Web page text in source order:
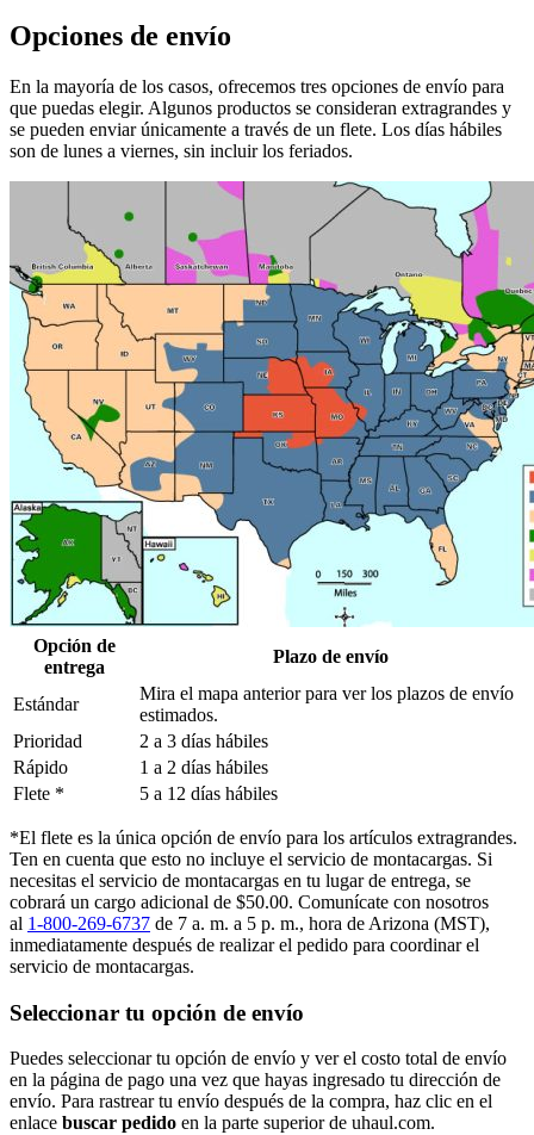
Opciones de envío
En la mayoría de los casos, ofrecemos tres opciones de envío para
que puedas elegir. Algunos productos se consideran extragrandes y
se pueden enviar únicamente a través de un flete. Los días hábiles
son de lunes a viernes, sin incluir los feriados.
Opción de
entrega
Plazo de envío
Estándar
Mira el mapa anterior para ver los plazos de envío
estimados.
Prioridad
2 a 3 días hábiles
Rápido
1 a 2 días hábiles
Flete *
5 a 12 días hábiles
*El flete es la única opción de envío para los artículos extragrandes.
Ten en cuenta que esto no incluye el servicio de montacargas. Si
necesitas el servicio de montacargas en tu lugar de entrega, se
cobrará un cargo adicional de $50.00. Comunícate con nosotros
al 1-800-269-6737 de 7 a. m. a 5 p. m., hora de Arizona (MST),
inmediatamente después de realizar el pedido para coordinar el
servicio de montacargas.
Seleccionar tu opción de envío
Puedes seleccionar tu opción de envío y ver el costo total de envío
en la página de pago una vez que hayas ingresado tu dirección de
envío. Para rastrear tu envío después de la compra, haz clic en el
enlace buscar pedido​​​​​​​ en la parte superior de uhaul.com.